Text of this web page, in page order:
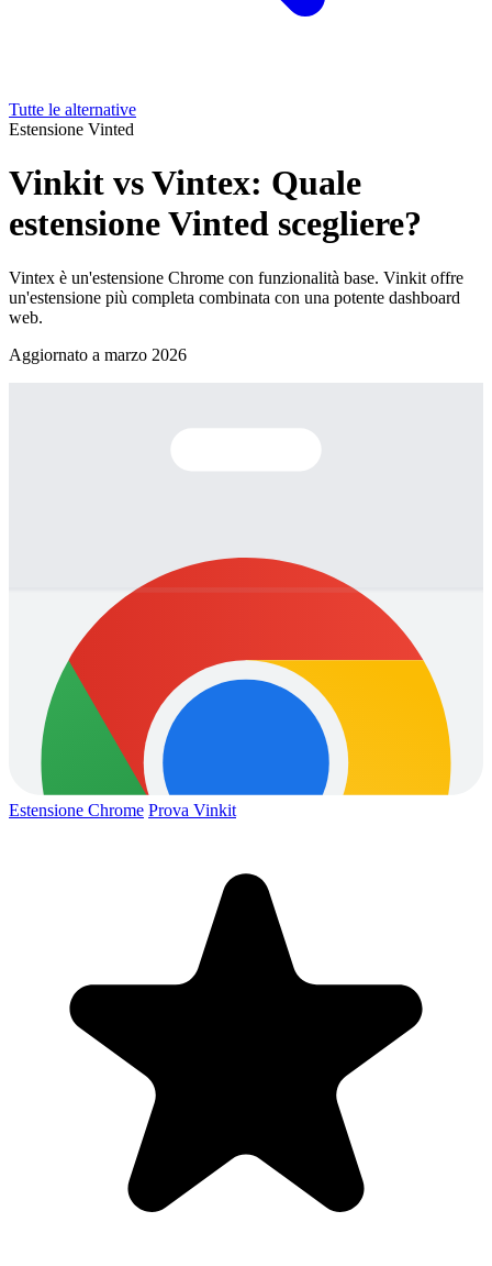
Tutte le alternative
Estensione Vinted
Vinkit vs Vintex: Quale
estensione Vinted scegliere?
Vintex è un'estensione Chrome con funzionalità base. Vinkit offre
un'estensione più completa combinata con una potente dashboard
web.
Aggiornato a marzo 2026
Estensione Chrome Prova Vinkit